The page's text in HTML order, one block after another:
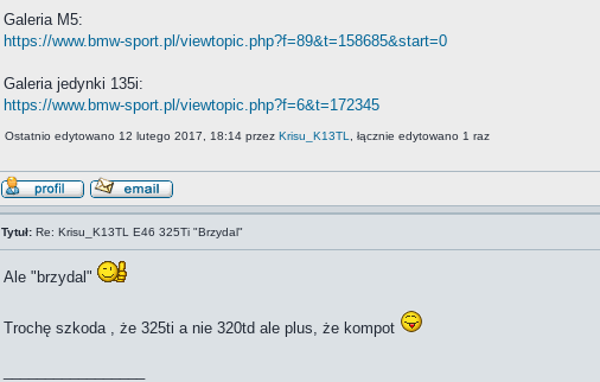
Galeria M5:
https://www.bmw-sport.pl/viewtopic.php?f=89&t=158685&start=0
Galeria jedynki 135i:
https://www.bmw-sport.pl/viewtopic.php?f=6&t=172345
Ostatnio edytowano 12 lutego 2017, 18:14 przez Krisu_K13TL , łącznie edytowano 1 raz
Tytuł: Re: Krisu_K13TL E46 325Ti "Brzydal"
Ale "brzydal"
Trochę szkoda , że 325ti a nie 320td ale plus, że kompot